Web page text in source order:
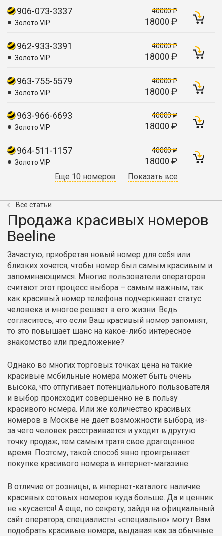
906-073-3337
Золото VIP
40000 ₽
18000 ₽
962-933-3391
Золото VIP
40000 ₽
18000 ₽
963-755-5579
Золото VIP
40000 ₽
18000 ₽
963-966-6693
Золото VIP
40000 ₽
18000 ₽
964-511-1157
Золото VIP
40000 ₽
18000 ₽
Еще 10 номеров Показать все
Все статьи
Продажа красивых номеров
Beeline
Зачастую, приобретая новый номер для себя или
близких хочется, чтобы номер был самым красивым и
запоминающимся. Многие пользователи операторов
считают этот процесс выбора – самым важным, так
как красивый номер телефона подчеркивает статус
человека и многое решает в его жизни. Ведь
согласитесь, что если Ваш красивый номер запомнят,
то это повышает шанс на какое-либо интересное
знакомство или предложение?
Однако во многих торговых точках цена на такие
красивые мобильные номера может быть очень
высока, что отпугивает потенциального пользователя
и выбор происходит совершенно не в пользу
красивого номера. Или же количество красивых
номеров в Москве не дает возможности выбора, из-
за чего человек расстраивается и уходит в другую
точку продаж, тем самым тратя свое драгоценное
время. Поэтому, такой способ явно проигрывает
покупке красивого номера в интернет-магазине.
В отличие от розницы, в интернет-каталоге наличие
красивых сотовых номеров куда больше. Да и ценник
не «кусается! А еще, по секрету, зайдя на официальный
сайт оператора, специалисты «специально» могут Вам
подобрать красивые номера, выдавая как за обычные